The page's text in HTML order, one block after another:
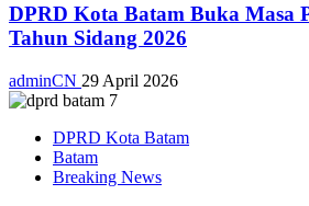
DPRD Kota Batam Buka Masa
Tahun Sidang 2026
adminCN 29 April 2026
DPRD Kota Batam
Batam
Breaking News